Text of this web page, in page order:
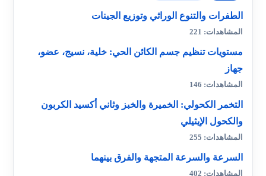
الطفرات والتنوع الوراثي وتوزيع الجينات
المشاهدات: 221
مستويات تنظيم جسم الكائن الحي: خلية، نسيج، عضو،
جهاز
المشاهدات: 146
التخمر الكحولي: الخميرة والخبز وثاني أكسيد الكربون
والكحول الإيثيلي
المشاهدات: 255
السرعة والسرعة المتجهة والفرق بينهما
المشاهدات: 402